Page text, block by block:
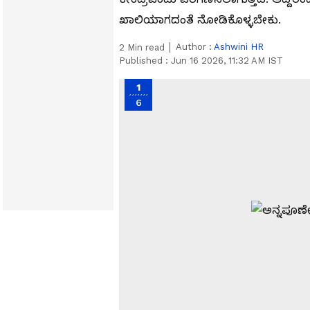
ಖಾಲಿಯಾಗದಂತೆ ನೋಡಿಕೊಳ್ಳಬೇಕು.
2 Min read Author : Ashwini HR
Published : Jun 16 2026, 11:32 AM IST
1
6